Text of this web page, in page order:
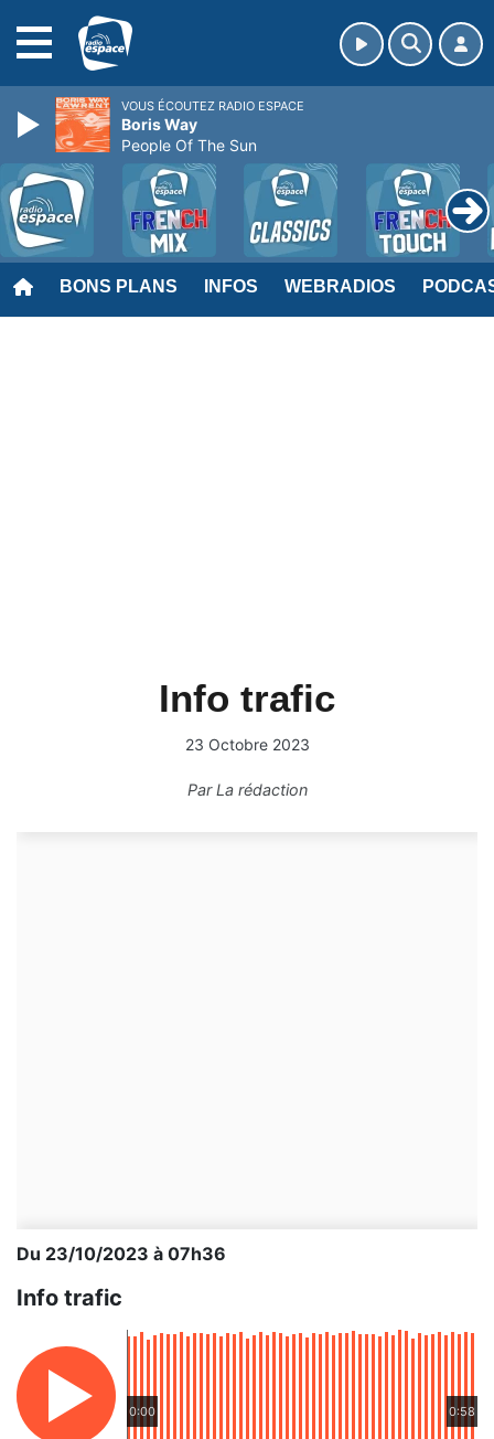
BONS PLANS INFOS WEBRADIOS
Info trafic
23 Octobre 2023
ParLa rédaction
Du 23/10/2023 à 07h36
Info trafic
0:00 0:58
VOUS ÉCOUTEZ RADIO ESPACE
Boris Way
People Of The Sun